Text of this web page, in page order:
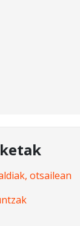
otsailean